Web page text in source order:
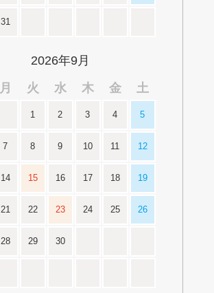
31
2026年9月
月 火 水 木 金 土
1 2 3 4 5
7 8 9 10 11 12
14 15 16 17 18 19
21 22 23 24 25 26
28 29 30